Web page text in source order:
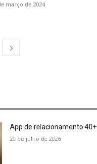
março de 2024
App de relacionamento 40+
20 de julho de 2026